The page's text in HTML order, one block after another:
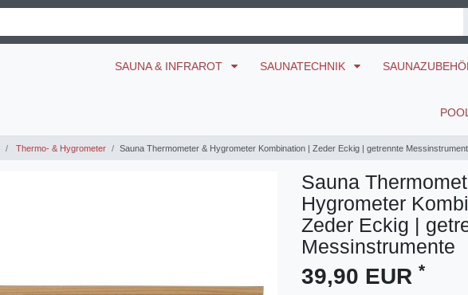
SAUNA & INFRAROT SAUNATECHNIK
Thermo- & Hygrometer Sauna Thermometer & Hygrometer Kombination | Zeder Eckig | getrennte
Sauna
Hygrometer
Zeder Eckig |
Messinstrumente
39,90 EUR *